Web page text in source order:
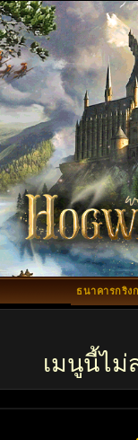
ธนาคารกริง
เมนูนี้ไม่